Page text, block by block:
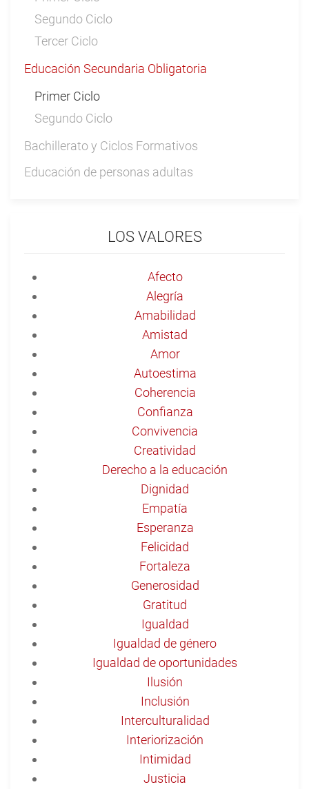
Segundo Ciclo
Tercer Ciclo
Educación Secundaria Obligatoria
Primer Ciclo
Segundo Ciclo
Bachillerato y Ciclos Formativos
Educación de personas adultas
LOS VALORES
Afecto
Alegría
Amabilidad
Amistad
Amor
Autoestima
Coherencia
Confianza
Convivencia
Creatividad
Derecho a la educación
Dignidad
Empatía
Esperanza
Felicidad
Fortaleza
Generosidad
Gratitud
Igualdad
Igualdad de género
Igualdad de oportunidades
Ilusión
Inclusión
Interculturalidad
Interiorización
Intimidad
Justicia